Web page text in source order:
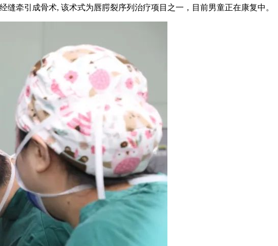
缝牵引成骨术, 该术式为唇腭裂序列治疗项目之一，目前男童正在康复中。